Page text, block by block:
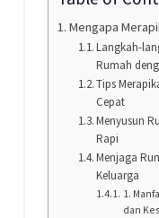
Mengapa
Langkah-
Rumah
Tips
Cepat
Menyusun
Rapi
Menjaga
Keluarga
1.
dan